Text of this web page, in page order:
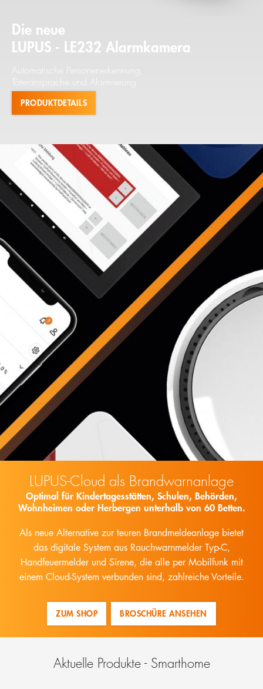
Die neue
LUPUS - LE232 Alarmkamera
Automatische Personenerkennung,
Täteransprache und Alarmierung.
PRODUKTDETAILS
LUPUS-Cloud als Brandwarnanlage
Optimal für Kindertagesstätten, Schulen, Behörden,
Wohnheimen oder Herbergen unterhalb von 60 Betten.
Als neue Alternative zur teuren Brandmeldeanlage bietet
das digitale System aus Rauchwarnmelder Typ-C,
Handfeuermelder und Sirene, die alle per Mobilfunk mit
einem Cloud-System verbunden sind, zahlreiche Vorteile.
ZUM SHOP BROSCHÜRE ANSEHEN
Aktuelle Produkte - Smarthome